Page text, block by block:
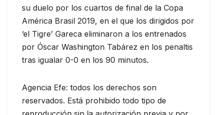
su duelo por los cuartos de final de la Copa
América Brasil 2019, en el que los dirigidos por
‘el Tigre’ Gareca eliminaron a los entrenados
por Óscar Washington Tabárez en los penaltis
tras igualar 0-0 en los 90 minutos.
Agencia Efe: todos los derechos son
reservados. Está prohibido todo tipo de